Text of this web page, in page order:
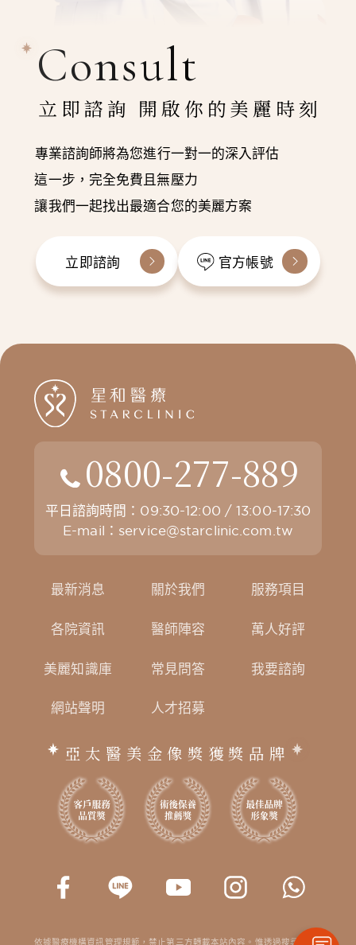
Consult
立即諮詢 開啟你的美麗時刻
專業諮詢師將為您進行一對一的深入評估
這一步，完全免費且無壓力
讓我們一起找出最適合您的美麗方案
立即諮詢 官方帳號
0800-277-889
平日諮詢時間：09:30-12:00 / 13:00-17:30
E-mail： service@starclinic.com.tw
最新消息 關於我們 服務項目
各院資訊 醫師陣容 萬人好評
美麗知識庫 常見問答 我要諮詢
網站聲明 人才招募
亞太醫美金像獎獲獎品牌
依據醫療機構資訊管理規範，禁止第三方轉載本站內容。惟透過搜尋